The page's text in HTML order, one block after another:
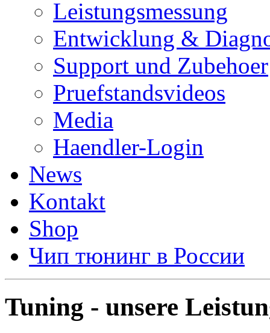
Leistungsmessung
Entwicklung &
Support und Zubehoer
Pruefstandsvideos
Media
Haendler-Login
News
Kontakt
Shop
Чип тюнинг в России
Tuning - unsere